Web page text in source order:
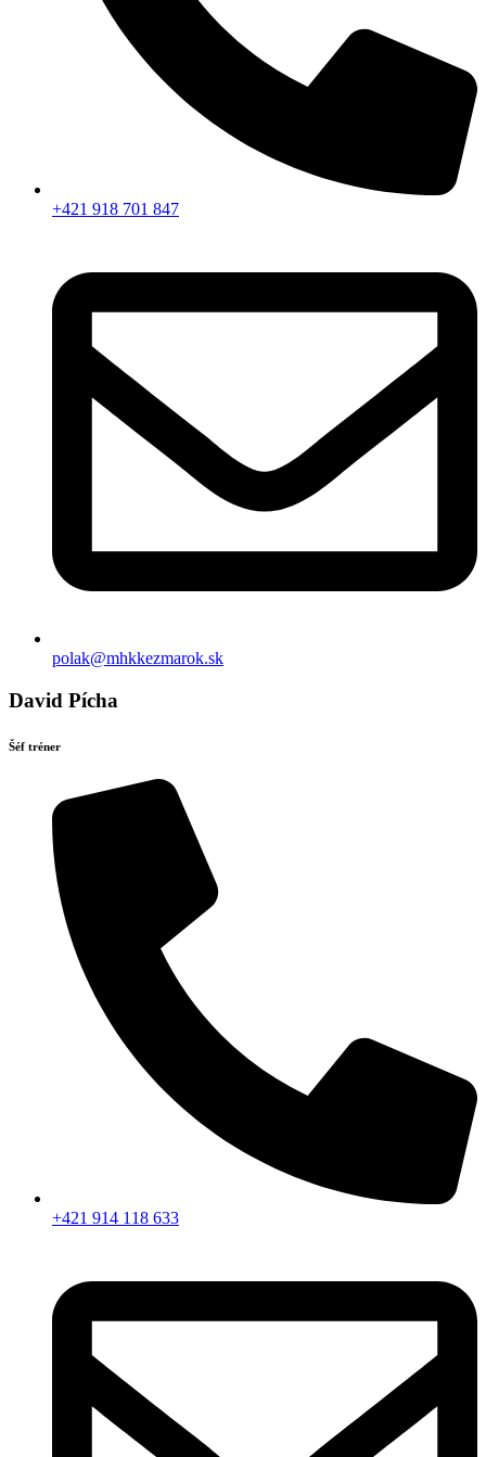
+421 918 701 847
polak@mhkkezmarok.sk
David Pícha
Šéf tréner
+421 914 118 633